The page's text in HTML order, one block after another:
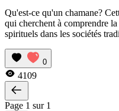
Qu'est-ce qu'un chamane?
qui cherchent à comprendre
spirituels dans les sociétés
0
4109
Page 1 sur 1